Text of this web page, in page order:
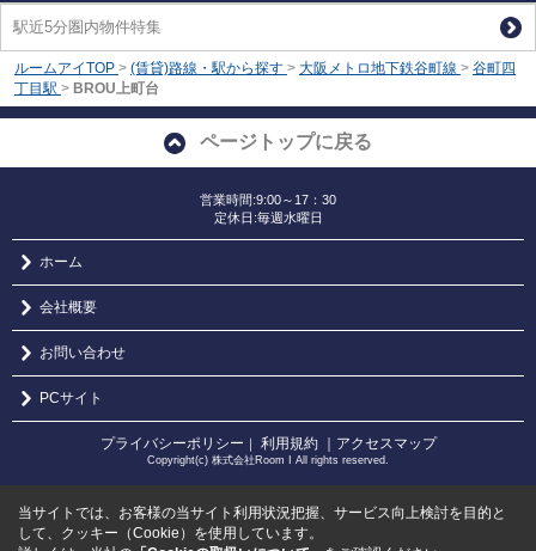
駅近5分圏内物件特集
ルームアイTOP > (賃貸)路線・駅から探す > 大阪メトロ地下鉄谷町線 > 谷町四
丁目駅 > BROU上町台
ページトップに戻る
営業時間:9:00～17：30
定休日:毎週水曜日
ホーム
会社概要
お問い合わせ
PCサイト
プライバシーポリシー 利用規約 ｜アクセスマップ
Copyright(c) 株式会社Room I All rights reserved.
当サイトでは、お客様の当サイト利用状況把握、サービス向上検討を目的と
して、クッキー（Cookie）を使用しています。